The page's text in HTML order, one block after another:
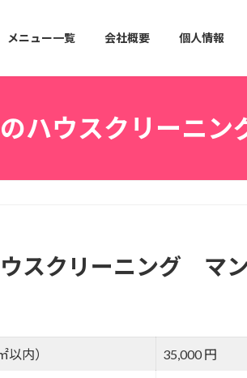
メニュー一覧 会社概要 個人情報
ハウスクリーニン
スクリーニング マ
以内） 35,000 円